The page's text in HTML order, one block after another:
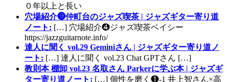
０年以上と長い
穴場紹介❾仲町台のジャズ喫茶 | ジャズギター寄り道
ノート: […] 穴場紹介❹ジャズ喫茶ベイシー
https://jazzguitarnote.info/
達人に聞く vol.29 Geminiさん | ジャズギター寄り道ノ
ート: […] 達人に聞く vol.23 Chat GPTさん […]
教則本 棚卸 vol.23 名取さん Parkerに学ぶ本 | ジャズギ
ター寄り道ノート: […] 個性を磨く❶-1 井上智さん×高